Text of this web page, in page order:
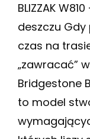
BLIZZAK
deszczu Gdy
czas na
„zawracać”
Bridgestone
to model